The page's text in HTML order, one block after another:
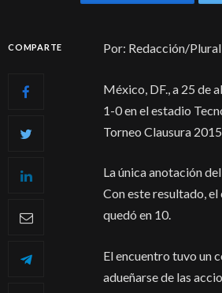
COMPARTE Por: Redacción/Plural
México, DF., a 25 de
1-0 en el estadio
Torneo Clausura 2015.
La única anotación
Con este resultado,
quedó en 10.
El encuentro tuvo un
adueñarse de las